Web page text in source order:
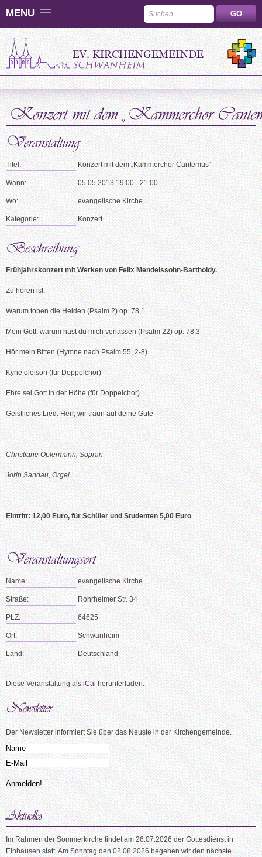
MENU
Titel: Konzert mit dem „Kammerchor Cantemus“
Wann: 05.05.2013 19:00 - 21:00
Wo: evangelische Kirche
Kategorie: Konzert
Frühjahrskonzert mit Werken von Felix Mendelssohn-Bartholdy.
Zu hören ist:
Warum toben die Heiden (Psalm 2) op. 78,1
Mein Gott, warum hast du mich verlassen (Psalm 22) op. 78,3
Hör mein Bitten (Hymne nach Psalm 55, 2-8)
Kyrie eleison (für Doppelchor)
Ehre sei Gott in der Höhe (für Doppelchor)
Geistliches Lied: Herr, wir traun auf deine Güte
Christiane Opfermann, Sopran
Jorin Sandau, Orgel
Eintritt: 12,00 Euro, für Schüler und Studenten 5,00 Euro
Name: evangelische Kirche
Straße: Rohrheimer Str. 34
PLZ: 64625
Ort: Schwanheim
Land: Deutschland
Diese Veranstaltung alsiCalherunterladen.
Der Newsletter informiert Sie über das Neuste in der Kirchengemeinde.
Im Rahmen der Sommerkirche findet am 26.07.2026 der Gottesdienst in
Einhausen statt. Am Sonntag den 02.08.2026 begehen wir den nächste